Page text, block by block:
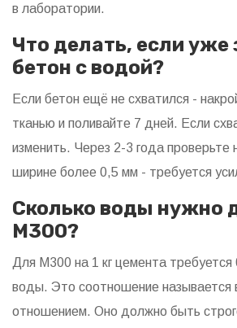
в лаборатории.
Что делать, если уже
бетон с водой?
Если бетон ещё не схватился -
тканью и поливайте 7 дней. Если
изменить. Через 2-3 года
ширине более 0,5 мм - требуется
Сколько воды нужно
М300?
Для М300 на 1 кг цемента
воды. Это соотношение называется
отношением. Оно должно быть